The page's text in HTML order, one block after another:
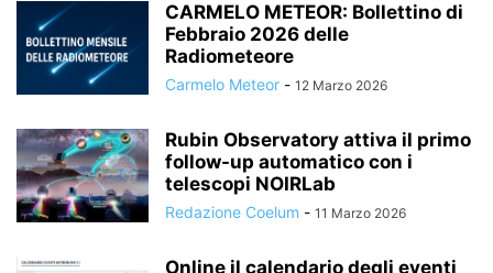
CARMELO METEOR: Bollettino di
Febbraio 2026 delle
Radiometeore
Carmelo Meteor - 12 Marzo 2026
Rubin Observatory attiva il primo
follow-up automatico con i
telescopi NOIRLab
Redazione Coelum - 11 Marzo 2026
Online il calendario degli eventi